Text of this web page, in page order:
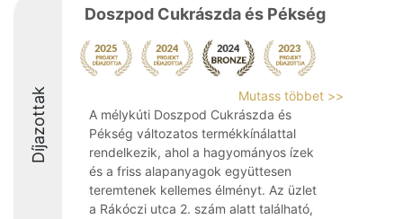
Díjazottak
Doszpod Cukrászda és Pékség
Mutass többet >>
A mélykúti Doszpod Cukrászda és
Pékség változatos termékkínálattal
rendelkezik, ahol a hagyományos ízek
és a friss alapanyagok együttesen
teremtenek kellemes élményt. Az üzlet
a Rákóczi utca 2. szám alatt található,